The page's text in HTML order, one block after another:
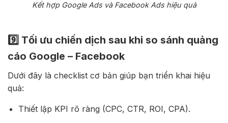
Kết hợp Google Ads và Facebook Ads hiệu quả
9️⃣ Tối ưu chiến dịch sau khi so sánh quảng
cáo Google – Facebook
Dưới đây là checklist cơ bản giúp bạn triển khai hiệu
quả:
Thiết lập KPI rõ ràng (CPC, CTR, ROI, CPA).